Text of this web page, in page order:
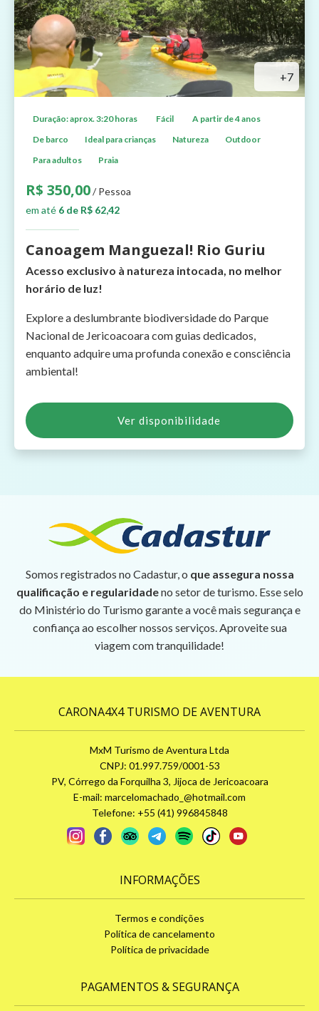
+7
Duração: aprox. 3:20 horas Fácil
A partir de 4 anos
De barco
Ideal para crianças Natureza
Outdoor
Para adultos
Praia
R$ 350,00/ Pessoa
em até 6 de R$ 62,42
Canoagem Manguezal! Rio Guriu
Acesso exclusivo à natureza intocada, no melhor
horário de luz!
Explore a deslumbrante biodiversidade do Parque
Nacional de Jericoacoara com guias dedicados,
enquanto adquire uma profunda conexão e consciência
ambiental!
Ver disponibilidade
Somos registrados no Cadastur, o que assegura nossa
qualificação e regularidadeno setor de turismo. Esse selo
do Ministério do Turismo garante a você mais segurança e
confiança ao escolher nossos serviços. Aproveite sua
viagem com tranquilidade!
CARONA4X4 TURISMO DE AVENTURA
MxM Turismo de Aventura Ltda
CNPJ: 01.997.759/0001-53
PV, Córrego da Forquilha 3, Jijoca de Jericoacoara
E-mail: marcelomachado_@hotmail.com
Telefone: +55 (41) 996845848
INFORMAÇÕES
Termos e condições
Política de cancelamento
Política de privacidade
PAGAMENTOS & SEGURANÇA